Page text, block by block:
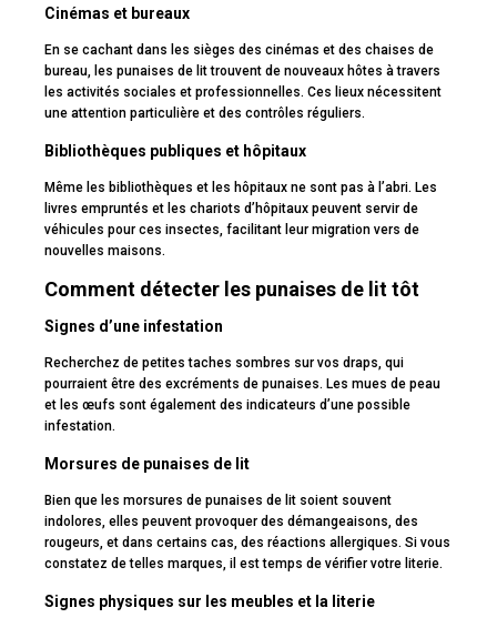
Cinémas et bureaux
En se cachant dans les sièges des cinémas et des chaises de
bureau, les punaises de lit trouvent de nouveaux hôtes à travers
les activités sociales et professionnelles. Ces lieux nécessitent
une attention particulière et des contrôles réguliers.
Bibliothèques publiques et hôpitaux
Même les bibliothèques et les hôpitaux ne sont pas à l’abri. Les
livres empruntés et les chariots d’hôpitaux peuvent servir de
véhicules pour ces insectes, facilitant leur migration vers de
nouvelles maisons.
Comment détecter les punaises de lit tôt
Signes d’une infestation
Recherchez de petites taches sombres sur vos draps, qui
pourraient être des excréments de punaises. Les mues de peau
et les œufs sont également des indicateurs d’une possible
infestation.
Morsures de punaises de lit
Bien que les morsures de punaises de lit soient souvent
indolores, elles peuvent provoquer des démangeaisons, des
rougeurs, et dans certains cas, des réactions allergiques. Si vous
constatez de telles marques, il est temps de vérifier votre literie.
Signes physiques sur les meubles et la literie